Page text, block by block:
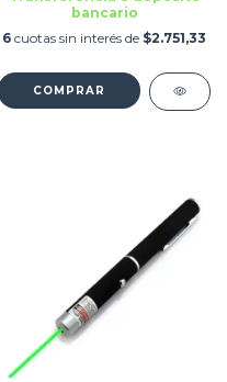
bancario
6 cuotas sin interés de $2.751,33